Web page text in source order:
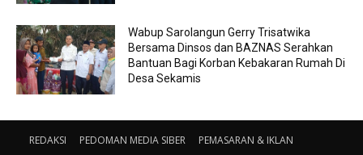
Wabup Sarolangun Gerry Trisatwika
Bersama Dinsos dan BAZNAS Serahkan
Bantuan Bagi Korban Kebakaran Rumah Di
Desa Sekamis
REDAKSI PEDOMAN MEDIA SIBER PEMASARAN & IKLAN